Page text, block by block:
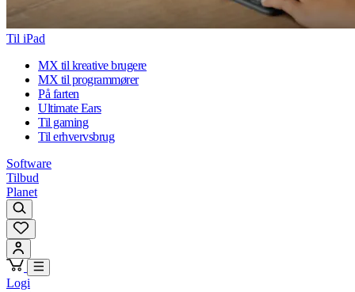
Til iPad
MX til kreative brugere
MX til programmører
På farten
Ultimate Ears
Til gaming
Til erhvervsbrug
Software
Tilbud
Planet
Logi